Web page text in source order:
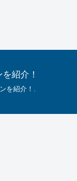
紹介！
を紹介！.